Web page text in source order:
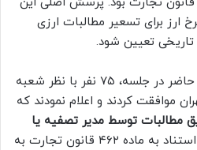
ارز برای تسعیر مطالبات ارزی
تاریخی تعیین شود.
در نهایت، از میان ۱۲۷ قاضی حاضر در جلسه، ۷۵ نفر با نظر شعبه
مطالبات توسط مدیر تصفیه یا
. این نظر با استناد به ماده ۴۶۲ قانون تجارت به